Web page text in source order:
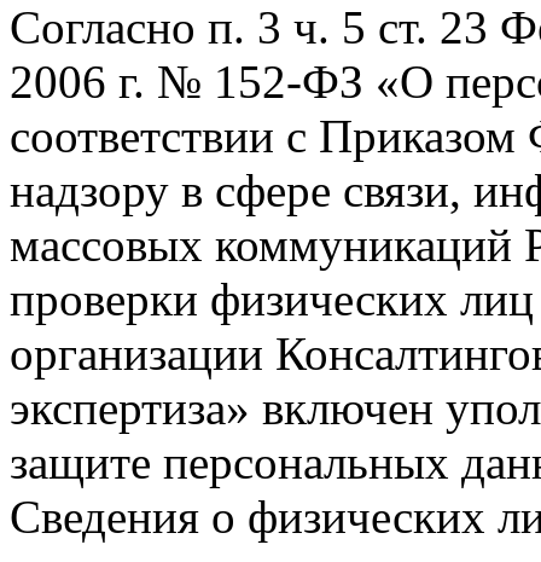
Согласно п. 3 ч. 5 ст. 23
2006 г. № 152-ФЗ «О
соответствии с
надзору в сфере связи,
массовых коммуникаций
проверки физических
организации
экспертиза» включен
защите персональных
Сведения о физических